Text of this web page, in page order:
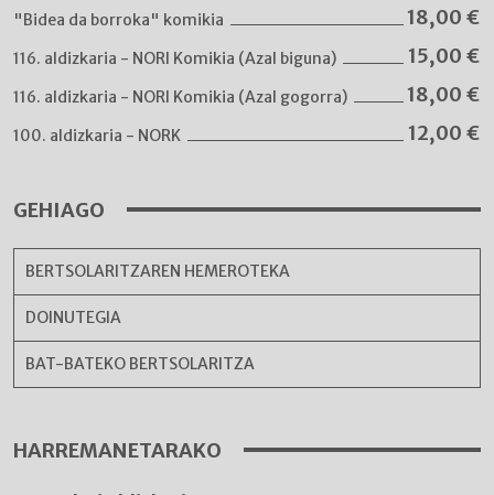
"Bidea da borroka" komikia 18,00 €
116. aldizkaria - NORI Komikia (Azal biguna) 15,00 €
116. aldizkaria - NORI Komikia (Azal gogorra) 18,00 €
100. aldizkaria - NORK 12,00 €
GEHIAGO
BERTSOLARITZAREN HEMEROTEKA
DOINUTEGIA
BAT-BATEKO BERTSOLARITZA
HARREMANETARAKO